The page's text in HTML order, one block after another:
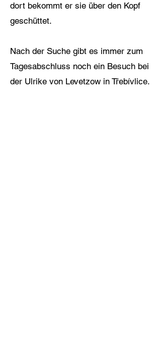
dort bekommt er sie über den Kopf
geschüttet.
Nach der Suche gibt es immer zum
Tagesabschluss noch ein Besuch bei
der Ulrike von Levetzow in Třebívlice.